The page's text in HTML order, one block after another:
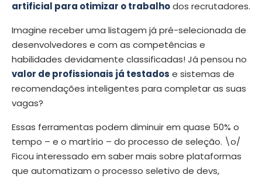
artificial para otimizar o trabalhodos recrutadores.
Imagine receber uma listagem já pré-selecionada de
desenvolvedores e com as competências e
habilidades devidamente classificadas! Já pensou no
valor de profissionais já testados e sistemas de
recomendações inteligentes para completar as suas
vagas?
Essas ferramentas podem diminuir em quase 50% o
tempo – e o martírio – do processo de seleção. \o/
Ficou interessado em saber mais sobre plataformas
que automatizam o processo seletivo de devs,